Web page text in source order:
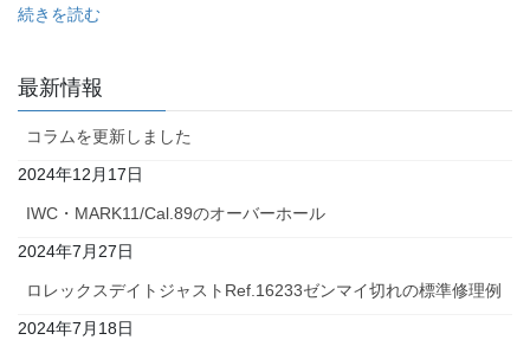
続きを読む
最新情報
コラムを更新しました
2024年12月17日
IWC・MARK11/Cal.89のオーバーホール
2024年7月27日
ロレックスデイトジャストRef.16233ゼンマイ切れの標準修理例
2024年7月18日